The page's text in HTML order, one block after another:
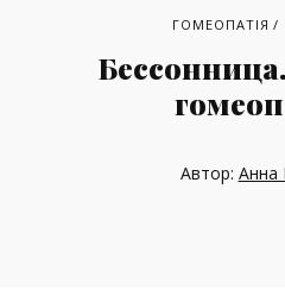
ГОМЕОПАТІЯ
Автор: Анна